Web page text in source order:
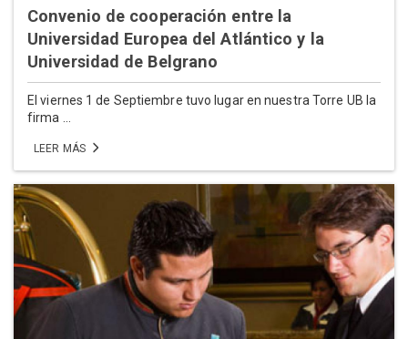
Convenio de cooperación entre la
Universidad Europea del Atlántico y la
Universidad de Belgrano
El viernes 1 de Septiembre tuvo lugar en nuestra Torre UB la
firma ...
LEER MÁS